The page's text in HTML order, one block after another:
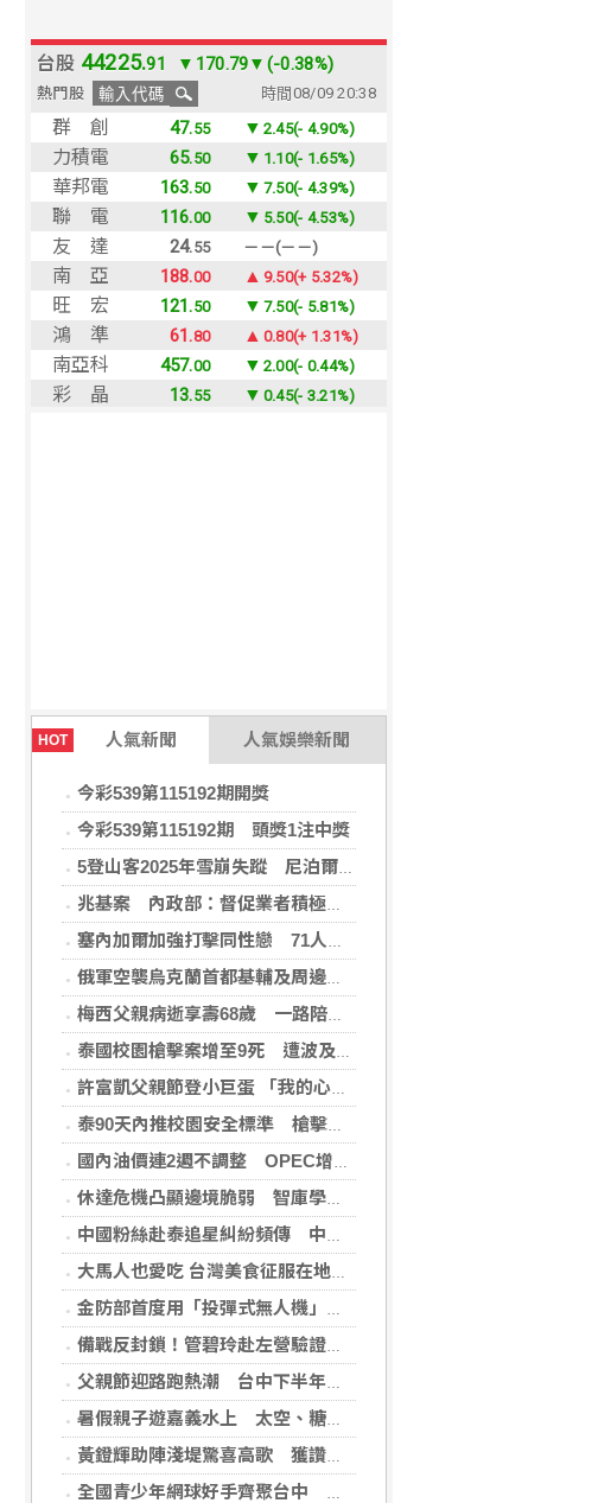
HOT 人氣新聞 人氣娛樂新聞
今彩539第115192期開獎
今彩539第115192期 頭獎1注中獎
5登山客2025年雪崩失蹤 尼泊爾救難隊尋獲遺體
兆基案 內政部：督促業者積極履約或轉讓契約
塞內加爾加強打擊同性戀 71人遭控「違反自然行為」
俄軍空襲烏克蘭首都基輔及周邊區域 造成4人喪命
梅西父親病逝享壽68歲 一路陪伴兒子闖蕩足壇
泰國校園槍擊案增至9死 遭波及12歲女童不治
許富凱父親節登小巨蛋 「我的心肝寶貝」思念爸爸
泰90天內推校園安全標準 槍擊案後全國加強心理篩檢
國內油價連2週不調整 OPEC增產國際油價跌
休達危機凸顯邊境脆弱 智庫學者籲建立歐盟統一方案
中國粉絲赴泰追星糾紛頻傳 中國駐泰使館籲文明守法
大馬人也愛吃 台灣美食征服在地味蕾
金防部首度用「投彈式無人機」火力圍剿敵軍
備戰反封鎖！管碧玲赴左營驗證海巡平戰轉換
父親節迎路跑熱潮 台中下半年賽事季開跑邀全民動起來
暑假親子遊嘉義水上 太空、糖果、咖啡到採果一次玩
黃鐙輝助陣淺堤驚喜高歌 獲讚「被演戲耽誤的搖滾男神」
全國青少年網球好手齊聚台中 第24屆筑波木笑盃熱血開打